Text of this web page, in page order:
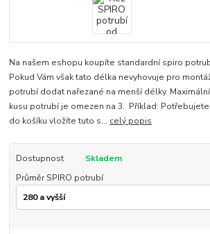
Na našem eshopu koupíte standardní spiro
Pokud Vám však tato délka nevyhovuje pro
potrubí dodat nařezané na menší délky.
kusu potrubí je omezen na 3. Příklad:
do košíku vložíte tuto s... celý popis
Dostupnost
Skladem
Průměr SPIRO potrubí